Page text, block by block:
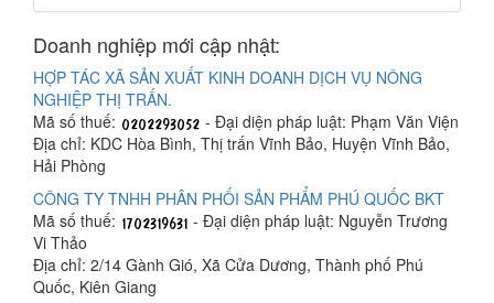
Doanh nghiệp mới cập nhật:
HỢP TÁC XÃ SẢN XUẤT KINH DOANH DỊCH VỤ NÔNG
NGHIỆP THỊ TRẤN.
Mã số thuế:
- Đại diện pháp luật: Phạm Văn Viện
Địa chỉ: KDC Hòa Bình, Thị trấn Vĩnh Bảo, Huyện Vĩnh Bảo,
Hải Phòng
CÔNG TY TNHH PHÂN PHỐI SẢN PHẨM PHÚ QUỐC BKT
Mã số thuế:
- Đại diện pháp luật: Nguyễn Trương
Vi Thảo
Địa chỉ: 2/14 Gành Gió, Xã Cửa Dương, Thành phố Phú
Quốc, Kiên Giang